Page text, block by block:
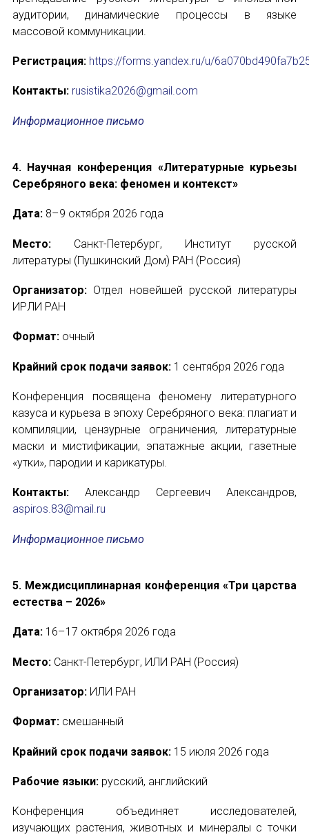
аудитории, динамические процессы в языке
массовой коммуникации.
Регистрация: https://forms.yandex.ru/u/
Контакты: rusistika2026@gmail.com
Информационное письмо
4. Научная конференция «Литературные курьезы
Серебряного века: феномен и контекст»
Дата:8–9 октября 2026 года
Место:Санкт-Петербург, Институт русской
литературы (Пушкинский Дом) РАН (Россия)
Организатор:Отдел новейшей русской литературы
ИРЛИ РАН
Формат: очный
Крайний срок подачи заявок: 1 сентября 2026 года
Конференция посвящена феномену литературного
казуса и курьеза в эпоху Серебряного века: плагиат и
компиляции, цензурные ограничения, литературные
маски и мистификации, эпатажные акции, газетные
«утки», пародии и карикатуры.
Контакты: Александр Сергеевич Александров,
aspirоs.83@mail.ru
Информационное письмо
5. Междисциплинарная конференция «Три царства
естества – 2026»
Дата: 16–17 октября 2026 года
Место: Санкт-Петербург, ИЛИ РАН (Россия)
Организатор: ИЛИ РАН
Формат:смешанный
Крайний срок подачи заявок:15 июля 2026 года
Рабочие языки:русский, английский
Конференция объединяет исследователей,
изучающих растения, животных и минералы с точки